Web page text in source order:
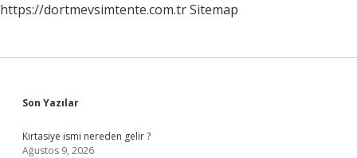
https://dortmevsimtente.com.trSitemap
Sidebar
Son Yazılar
Kırtasiye ismi nereden gelir ?
Ağustos 9, 2026